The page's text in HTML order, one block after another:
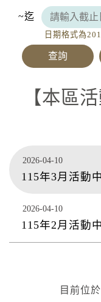
停水
2026-08-
辦理龍潭給
2026-08-
為辦理三
2026-08-03,
為辦理三
~迄
日期格式為
本區
2026-04-10
115年3月活動
2026-04-10
115年2月活動
目前位於